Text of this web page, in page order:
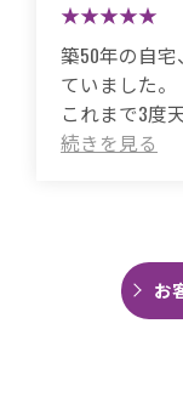
築50年の自
ていました。
これまで3度
箇所は修繕し
がなく雨の
今回は絶対
思い毎日口
くことがで
お